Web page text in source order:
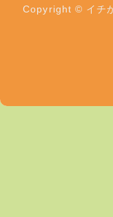
Copyright © イチ